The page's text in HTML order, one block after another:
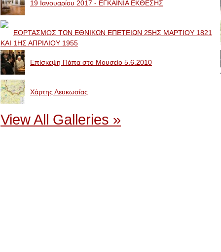
19 Ιανουαρίου 2017 - ΕΓΚΑΙΝΙΑ ΕΚΘΕΣΗΣ
ΕΟΡΤΑΣΜΟΣ ΤΩΝ ΕΘΝΙΚΩΝ ΕΠΕΤΕΙΩΝ 25ΗΣ ΜΑΡΤΙΟΥ 1821
ΚΑΙ 1ΗΣ ΑΠΡΙΛΙΟΥ 1955
Επίσκεψη Πάπα στο Μουσείο 5.6.2010
Χάρτης Λευκωσίας
View All Galleries »